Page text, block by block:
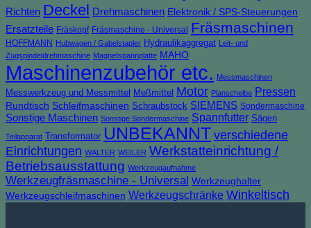
Richten Deckel Drehmaschinen Elektronik / SPS-Steuerungen
Ersatzteile Fräskopf Fräsmaschine - Universal Fräsmaschinen
HOFFMANN Hubwagen / Gabelstapler Hydraulikaggregat Leit- und
Zugspindeldrehmaschine Magnetspannplatte MAHO
Maschinenzubehör etc. Messmaschinen
Messwerkzeug und Messmittel Meßmittel Motor Planscheibe Pressen
Rundtisch Schleifmaschinen Schraubstock SIEMENS Sondermaschine
Sonstige Maschinen Sonstige Sondermaschine Spannfutter Sägen
Teilapparat Transformator UNBEKANNT verschiedene
Einrichtungen WALTER WEILER Werkstatteinrichtung /
Betriebsausstattung Werkzeugaufnahme
Werkzeugfräsmaschine - Universal Werkzeughalter
Werkzeugschleifmaschinen Werkzeugschränke Winkeltisch